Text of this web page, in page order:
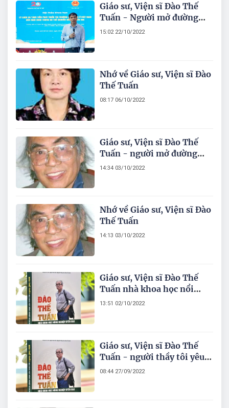
Giáo sư, Viện sĩ Đào Thế
Tuấn - Người mở đường
cho tư duy phát triển Nông
15:02 22/10/2022
Nhớ về Giáo sư, Viện sĩ Đào
Thế Tuấn
08:17 06/10/2022
Giáo sư, Viện sĩ Đào Thế
Tuấn - người mở đường
cho nghiên cứu Nông
14:34 03/10/2022
Nhớ về Giáo sư, Viện sĩ Đào
Thế Tuấn
14:13 03/10/2022
Giáo sư, Viện sĩ Đào Thế
Tuấn nhà khoa học nổi
tiếng, người thầy đáng
13:51 02/10/2022
Giáo sư, Viện sĩ Đào Thế
Tuấn - người thầy tôi yêu
quý nhất
08:44 27/09/2022